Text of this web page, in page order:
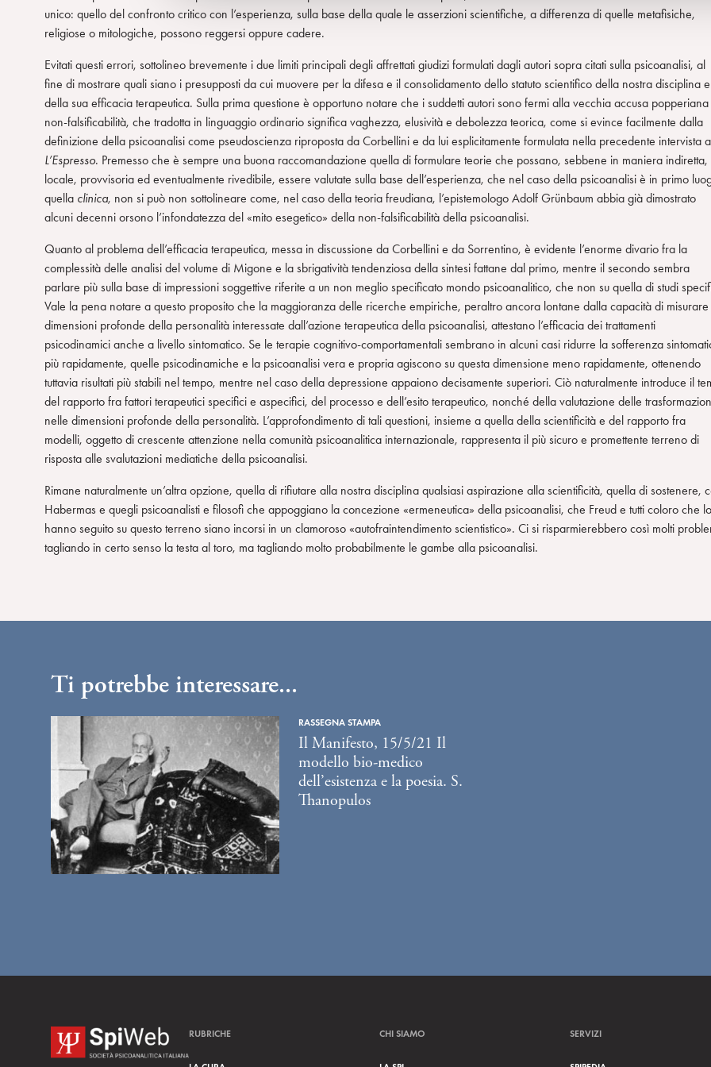
l
c
n
s
n
s
unico: quello del confronto critico con l’esperienza, sulla base della quale le asserzioni scientifiche, a differenza di quelle metafisiche,
religiose o mitologiche, possono reggersi oppure cadere.
Evitati questi errori, sottolineo brevemente i due limiti principali degli affrettati giudizi formulati dagli autori sopra citati sulla psicoanalisi, al
fine di mostrare quali siano i presupposti da cui muovere per la difesa e il consolidamento dello statuto scientifico della nostra disciplina e
della sua efficacia terapeutica. Sulla prima questione è opportuno notare che i suddetti autori sono fermi alla vecchia accusa
non-falsificabilità, che tradotta in linguaggio ordinario significa vaghezza, elusività e debolezza teorica, come si evince facilmente dalla
definizione della psicoanalisi come pseudoscienza riproposta da Corbellini e da lui esplicitamente formulata nella precedente intervista a
L’Espresso. Premesso che è sempre una buona raccomandazione quella di formulare teorie che possano, sebbene in maniera indiretta,
locale, provvisoria ed eventualmente rivedibile, essere valutate sulla base dell’esperienza, che nel caso della psicoanalisi è in primo
quella clinica, non si può non sottolineare come, nel caso della teoria freudiana, l’epistemologo Adolf Grünbaum abbia già dimostrato
alcuni decenni orsono l’infondatezza del «mito esegetico» della non-falsificabilità della psicoanalisi.
Quanto al problema dell’efficacia terapeutica, messa in discussione da Corbellini e da Sorrentino, è evidente l’enorme divario fra la
complessità delle analisi del volume di Migone e la sbrigatività tendenziosa della sintesi fattane dal primo, mentre il secondo sembra
parlare più sulla base di impressioni soggettive riferite a un non meglio specificato mondo psicoanalitico, che non su quella di studi
Vale la pena notare a questo proposito che la maggioranza delle ricerche empiriche, peraltro ancora lontane dalla capacità di misurare
dimensioni profonde della personalità interessate dall’azione terapeutica della psicoanalisi, attestano l’efficacia dei trattamenti
psicodinamici anche a livello sintomatico. Se le terapie cognitivo-comportamentali sembrano in alcuni casi ridurre la sofferenza
più rapidamente, quelle psicodinamiche e la psicoanalisi vera e propria agiscono su questa dimensione meno rapidamente, ottenendo
tuttavia risultati più stabili nel tempo, mentre nel caso della depressione appaiono decisamente superiori. Ciò naturalmente introduce il
del rapporto fra fattori terapeutici specifici e aspecifici, del processo e dell’esito terapeutico, nonché della valutazione delle
nelle dimensioni profonde della personalità. L’approfondimento di tali questioni, insieme a quella della scientificità e del rapporto fra
modelli, oggetto di crescente attenzione nella comunità psicoanalitica internazionale, rappresenta il più sicuro e promettente terreno di
risposta alle svalutazioni mediatiche della psicoanalisi.
Rimane naturalmente un’altra opzione, quella di rifiutare alla nostra disciplina qualsiasi aspirazione alla scientificità, quella di sostenere,
Habermas e quegli psicoanalisti e filosofi che appoggiano la concezione «ermeneutica» della psicoanalisi, che Freud e tutti coloro che lo
hanno seguito su questo terreno siano incorsi in un clamoroso «autofraintendimento scientistico». Ci si risparmierebbero così molti
tagliando in certo senso la testa al toro, ma tagliando molto probabilmente le gambe alla psicoanalisi.
Ti potrebbe interessare...
RASSEGNA STAMPA
Il Manifesto, 15/5/21 Il
modello bio-medico
dell’esistenza e la poesia. S.
Thanopulos
RUBRICHE CHI SIAMO SERVIZI